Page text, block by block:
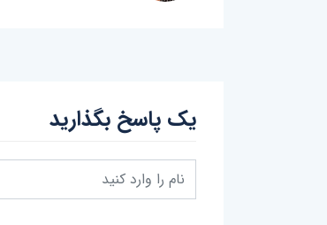
یک پاسخ بگذارید